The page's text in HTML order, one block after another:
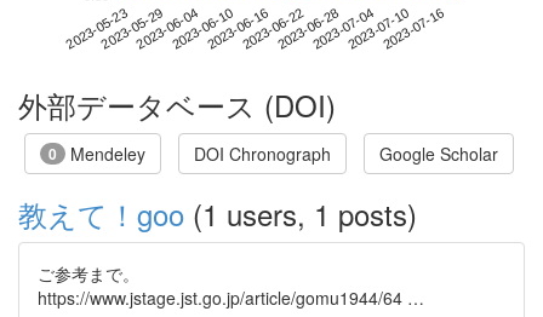
2023-05-232023-05-292023-06-042023-06-102023-06-162023-06-222023-06-282023-07-042023-07-102023-07-16
外部データベース (DOI)
0 Mendeley DOI Chronograph Google Scholar
教えて！goo (1 users, 1 posts)
ご参考まで。
https://www.jstage.jst.go.jp/article/gomu1944/64 …